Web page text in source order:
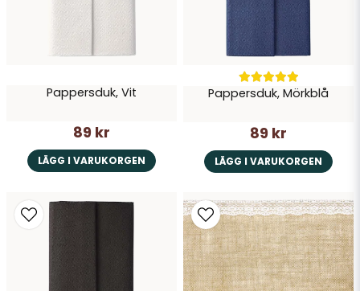
Pappersduk, Vit
89 kr
LÄGG I VARUKORGEN
Pappersduk, Mörkblå
89 kr
LÄGG I VARUKORGEN